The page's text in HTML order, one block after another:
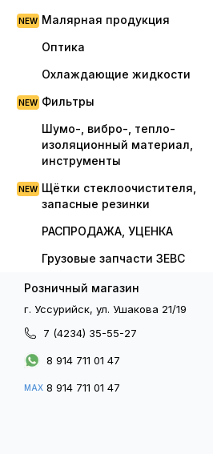
Малярная продукция
Оптика
Охлаждающие жидкости
Фильтры
Шумо-, вибро-, тепло-
изоляционный материал,
инструменты
Щётки стеклоочистителя,
запасные резинки
РАСПРОДАЖА, УЦЕНКА
Грузовые запчасти ЗЕВС
Розничный магазин
г. Уссурийск, ул. Ушакова 21/19
7 (4234) 35-55-27
8 914 711 01 47
MAX 8 914 711 01 47